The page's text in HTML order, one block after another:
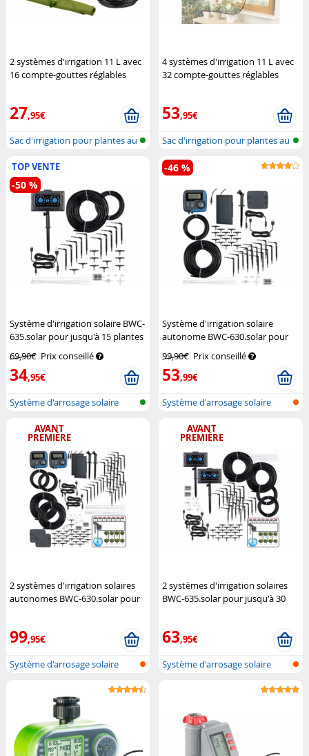
2 systèmes d'irrigation 11 L avec
16 compte-gouttes réglables
27,95€
Sac d'irrigation pour plantes au
4 systèmes d'irrigation 11 L avec
32 compte-gouttes réglables
53,95€
Sac d'irrigation pour plantes au
go...
TOP VENTE
Système d'irrigation solaire BWC-
635.solar pour jusqu'à 15 plantes
69,90€ Prix conseillé
34,95€
-50 %
Système d'arrosage solaire
Système d'irrigation solaire
autonome BWC-630.solar pour
Royal
Gardineer
99,90€ Prix conseillé
53,99€
-46 %
Système d'arrosage solaire
AVANT
PREMIÈRE
2 systèmes d'irrigation solaires
autonomes BWC-630.solar pour
99,95€
Système d'arrosage solaire
AVANT
PREMIÈRE
2 systèmes d'irrigation solaires
BWC-635.solar pour jusqu'à 30
63,95€
Système d'arrosage solaire